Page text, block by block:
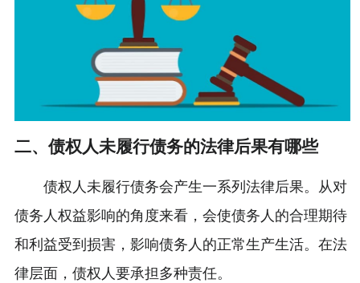
二、债权人未履行债务的法律后果有哪些
债权人未履行债务会产生一系列法律后果。从对
债务人权益影响的角度来看，会使债务人的合理期待
和利益受到损害，影响债务人的正常生产生活。在法
律层面，债权人要承担多种责任。